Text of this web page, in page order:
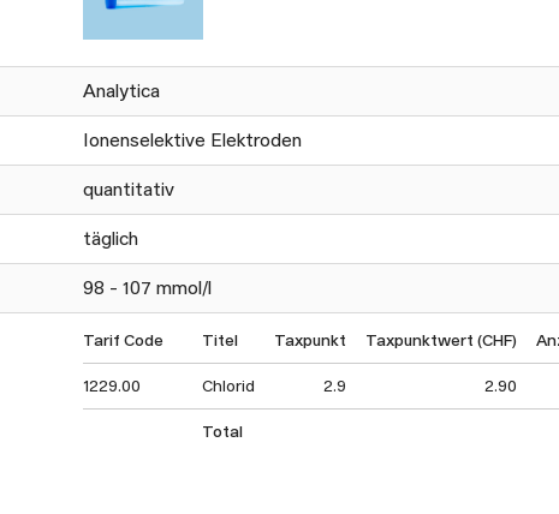
Analytica
Ionenselektive Elektroden
quantitativ
täglich
98 - 107 mmol/l
Tarif Code Titel Taxpunkt Taxpunktwert (CHF)
1229.00 Chlorid 2.9 2.90
Total